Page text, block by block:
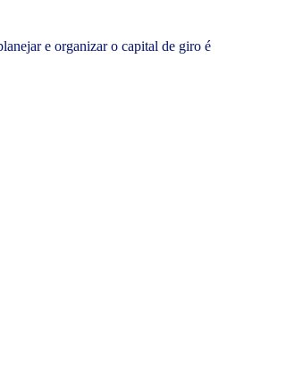
e organizar o capital de giro é